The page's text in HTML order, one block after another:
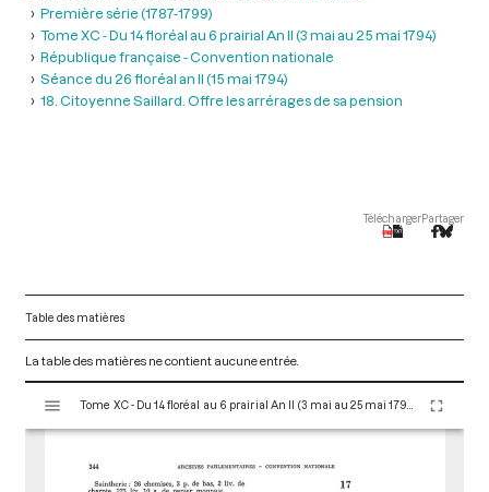
Première série (1787-1799)
Tome XC - Du 14 floréal au 6 prairial An II (3 mai au 25 mai 1794)
République française - Convention nationale
Séance du 26 floréal an II (15 mai 1794)
18. Citoyenne Saillard. Offre les arrérages de sa pension
TéléchargerPartager
Table des matières
La table des matières ne contient aucune entrée.
s